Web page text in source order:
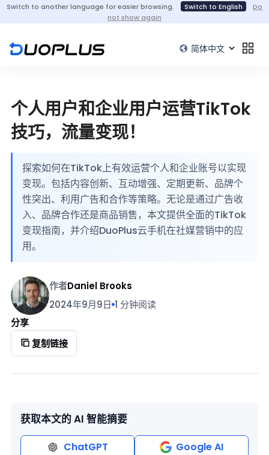
Switch to another language for easier browsing. Switch to English
Do
not show again
个人用户和企业用户运营TikTok
技巧，流量变现！
探索如何在TikTok上有效运营个人和企业账号以实现
变现。包括内容创新、互动增强、定期更新、品牌个
性突出、利用广告和合作等策略。无论是通过广告收
入、品牌合作还是商品销售，本文提供全面的TikTok
变现指南，并介绍DuoPlus云手机在社媒营销中的应
用。
作者Daniel Brooks
2024年9月9日 1 分钟阅读
分享
复制链接
获取本文的 AI 智能摘要
ChatGPT
Google AI